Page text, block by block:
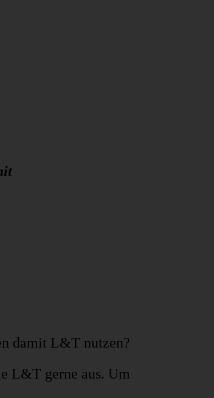
damit L&T nutzen?
L&T gerne aus. Um